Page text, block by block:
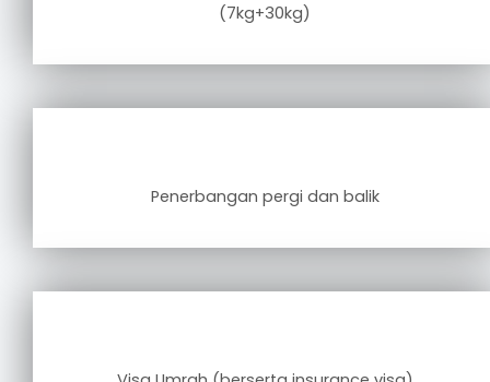
(7kg+30kg)
Penerbangan pergi dan balik